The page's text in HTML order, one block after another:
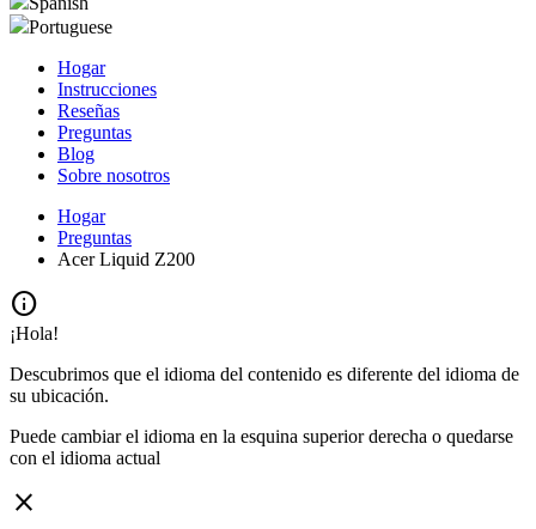
Portuguese
Hogar
Instrucciones
Reseñas
Preguntas
Blog
Sobre nosotros
Hogar
Preguntas
Acer Liquid Z200
info
¡Hola!
Descubrimos que el idioma del contenido es diferente del idioma de
su ubicación.
Puede cambiar el idioma en la esquina superior derecha o quedarse
con el idioma actual
close